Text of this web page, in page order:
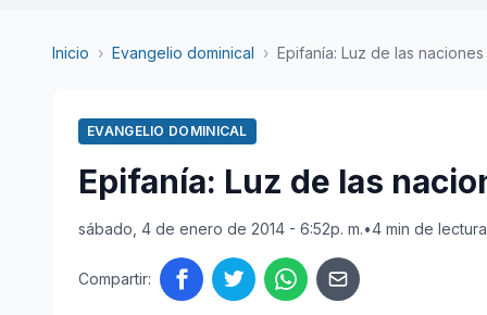
Inicio › Evangelio dominical › Epifanía: Luz de las naciones
EVANGELIO DOMINICAL
Epifanía: Luz de las
sábado, 4 de enero de 2014 - 6:52p. m.•4 min de lectura
Compartir: